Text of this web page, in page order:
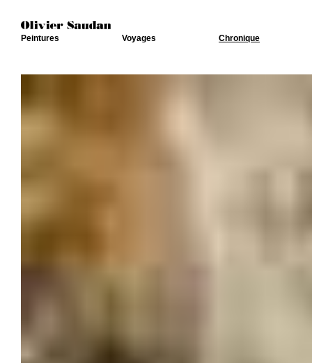
Peintures Voyages Chronique